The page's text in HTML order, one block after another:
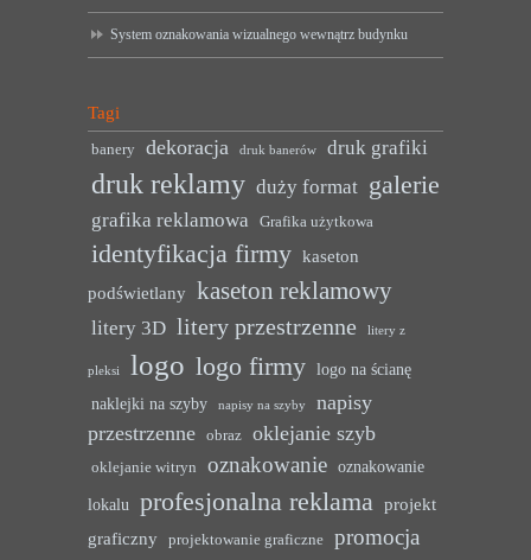
System oznakowania wizualnego wewnątrz budynku
Tagi
banery dekoracja druk banerów druk grafiki
druk reklamy duży format galerie
grafika reklamowa Grafika użytkowa
identyfikacja firmy kaseton
podświetlany kaseton reklamowy
litery 3D litery przestrzenne litery z
pleksi logo logo firmy logo na ścianę
naklejki na szyby
napisy na szyby
napisy
przestrzenne
obraz oklejanie szyb
oklejanie witryn oznakowanie oznakowanie
lokalu profesjonalna reklama projekt
graficzny
projektowanie graficzne
promocja